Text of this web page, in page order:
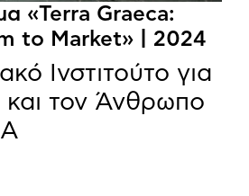
«Terra Graeca:
to Market» | 2024
Ινστιτούτο για
τον Άνθρωπο